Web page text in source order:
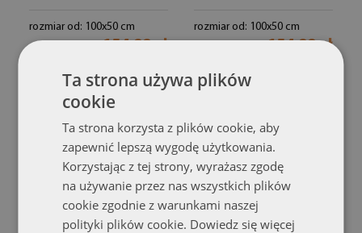
rozmiar od: 100x50 cm
154.99 zł
rozmiar od: 100x50 cm
154.99 zł
Ta strona używa plików
cookie
Ta strona korzysta z plików cookie, aby
zapewnić lepszą wygodę użytkowania.
Korzystając z tej strony, wyrażasz zgodę
na używanie przez nas wszystkich plików
cookie zgodnie z warunkami naszej
polityki plików cookie. Dowiedz się więcej